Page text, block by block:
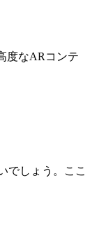
度なARコンテ
でしょう。ここ